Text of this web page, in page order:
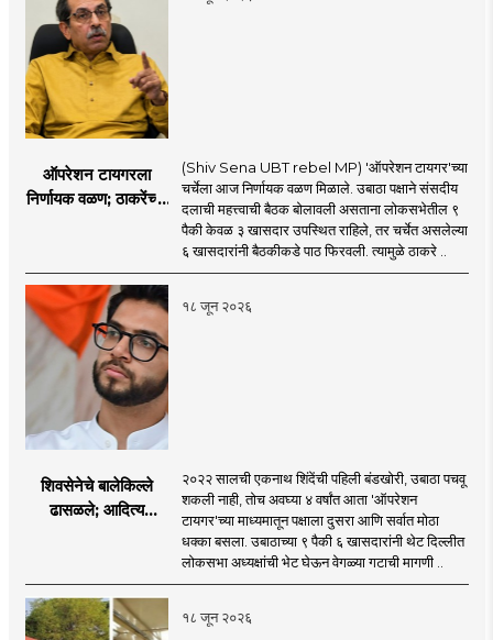
ऑपरेशन टायगरला
निर्णायक वळण; ठाकरेंच्या
विलीन होण्याचा प्रस्ताव?
(Shiv Sena UBT rebel MP) 'ऑपरेशन टायगर'च्या
चर्चेला आज निर्णायक वळण मिळाले. उबाठा पक्षाने संसदीय
दलाची महत्त्वाची बैठक बोलावली असताना लोकसभेतील ९
पैकी केवळ ३ खासदार उपस्थित राहिले, तर चर्चेत असलेल्या
६ खासदारांनी बैठकीकडे पाठ फिरवली. त्यामुळे ठाकरे ..
१८ जून २०२६
शिवसेनेचे बालेकिल्ले
ढासळले; आदित्य
नेमका कुठे चुकला?
२०२२ सालची एकनाथ शिंदेंची पहिली बंडखोरी, उबाठा पचवू
शकली नाही, तोच अवघ्या ४ वर्षांत आता 'ऑपरेशन
टायगर'च्या माध्यमातून पक्षाला दुसरा आणि सर्वात मोठा
धक्का बसला. उबाठाच्या ९ पैकी ६ खासदारांनी थेट दिल्लीत
लोकसभा अध्यक्षांची भेट घेऊन वेगळ्या गटाची मागणी ..
१८ जून २०२६